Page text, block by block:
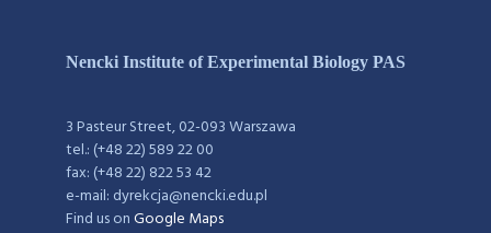
Nencki Institute of Experimental Biology PAS
3 Pasteur Street, 02-093 Warszawa
tel.: (+48 22) 589 22 00
fax: (+48 22) 822 53 42
e-mail: dyrekcja@nencki.edu.pl
Find us onGoogle Maps